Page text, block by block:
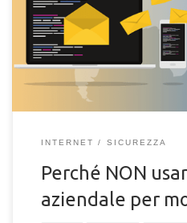
Cose da sapere e i rischi per
aziendale
INTERNET SICUREZZA
Perché NON
aziendale per